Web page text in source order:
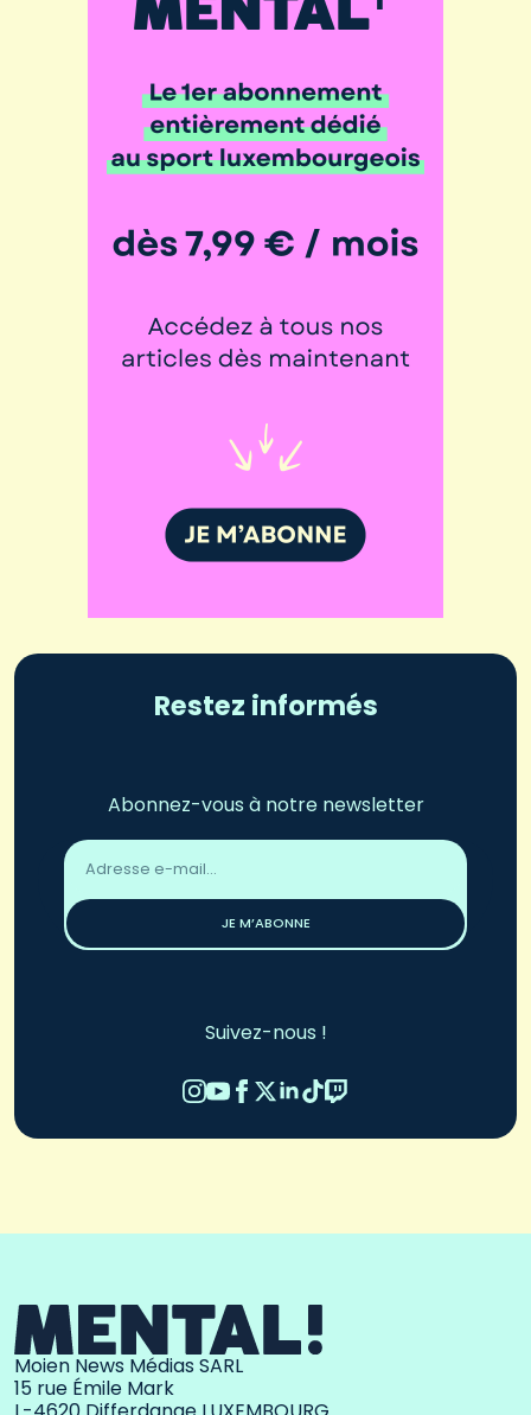
Restez informés
Abonnez-vous à notre newsletter
Adresse
email
JE M’ABONNE
Suivez-nous !
Moien News Médias SARL
15 rue Émile Mark